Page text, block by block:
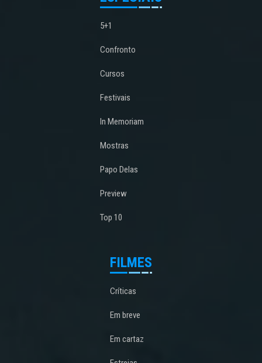
5+1
Confronto
Cursos
Festivais
In Memoriam
Mostras
Papo Delas
Preview
Top 10
FILMES
Críticas
Em breve
Em cartaz